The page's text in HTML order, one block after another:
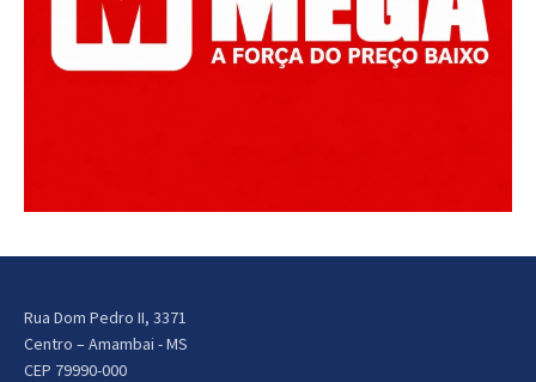
Rua Dom Pedro II, 3371
Centro – Amambai - MS
CEP 79990-000